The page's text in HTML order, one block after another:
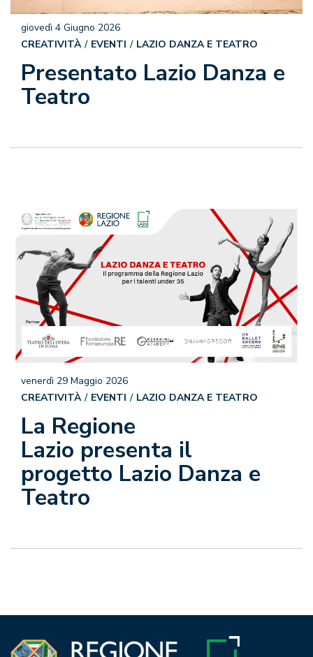
Presentato Lazio Danza e
Teatro
giovedì 4 Giugno 2026
CREATIVITÀ
EVENTI LAZIO DANZA E TEATRO
La Regione
Lazio presenta il
progetto Lazio Danza e
Teatro
venerdì 29 Maggio 2026
CREATIVITÀ
EVENTI LAZIO DANZA E TEATRO